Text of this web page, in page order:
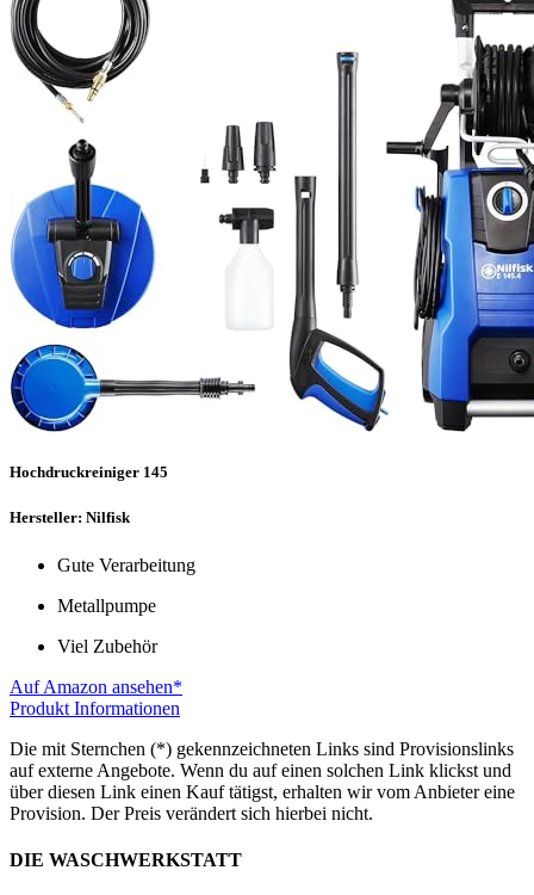
Hochdruckreiniger 145
Hersteller: Nilfisk
Gute Verarbeitung
Metallpumpe
Viel Zubehör
Auf Amazon ansehen*
Produkt Informationen
Die mit Sternchen (*) gekennzeichneten Links sind Provisionslinks
auf externe Angebote. Wenn du auf einen solchen Link klickst und
über diesen Link einen Kauf tätigst, erhalten wir vom Anbieter eine
Provision. Der Preis verändert sich hierbei nicht.
DIE WASCHWERKSTATT